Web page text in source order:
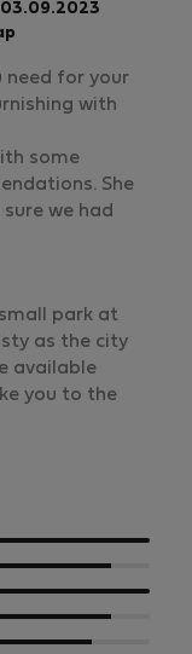
03.09.2023
need for your
with
some
She
we had
park at
as the city
available
you to the